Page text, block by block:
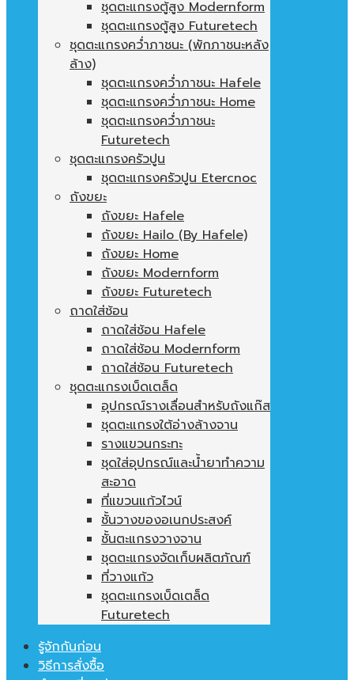
ชุดตะแกรงตู้สูง Modernform
ชุดตะแกรงตู้สูง Futuretech
ชุดตะแกรงคว่ำภาชนะ (พักภาชนะหลัง
ล้าง)
ชุดตะแกรงคว่ำภาชนะ Hafele
ชุดตะแกรงคว่ำภาชนะ Home
ชุดตะแกรงคว่ำภาชนะ
Futuretech
ชุดตะแกรงครัวปูน
ชุดตะแกรงครัวปูน Etercnoc
ถังขยะ
ถังขยะ Hafele
ถังขยะ Hailo (By Hafele)
ถังขยะ Home
ถังขยะ Modernform
ถังขยะ Futuretech
ถาดใส่ช้อน
ถาดใส่ช้อน Hafele
ถาดใส่ช้อน Modernform
ถาดใส่ช้อน Futuretech
ชุดตะแกรงเบ็ดเตล็ด
อุปกรณ์รางเลื่อนสำหรับถังแก๊ส
ชุดตะแกรงใต้อ่างล้างจาน
รางแขวนกระทะ
ชุดใส่อุปกรณ์และน้ำยาทำความ
สะอาด
ที่แขวนแก้วไวน์
ชั้นวางของอเนกประสงค์
ชั้นตะแกรงวางจาน
ชุดตะแกรงจัดเก็บผลิตภัณฑ์
ที่วางแก้ว
ชุดตะแกรงเบ็ดเตล็ด
Futuretech
รู้จักกันก่อน
วิธีการสั่งซื้อ